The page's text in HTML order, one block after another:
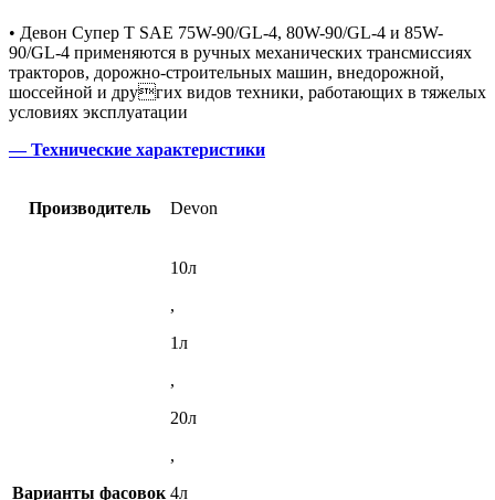
• Девон Супер Т SAE 75W-90/GL-4, 80W-90/GL-4 и 85W-
90/GL-4 применяются в ручных механических трансмиссиях
тракторов, дорожно-строительных машин, внедорожной,
шоссейной и других видов техники, работающих в тяжелых
условиях эксплуатации
— Технические характеристики
Производитель Devon
Варианты фасовок
10л
,
1л
,
20л
,
4л